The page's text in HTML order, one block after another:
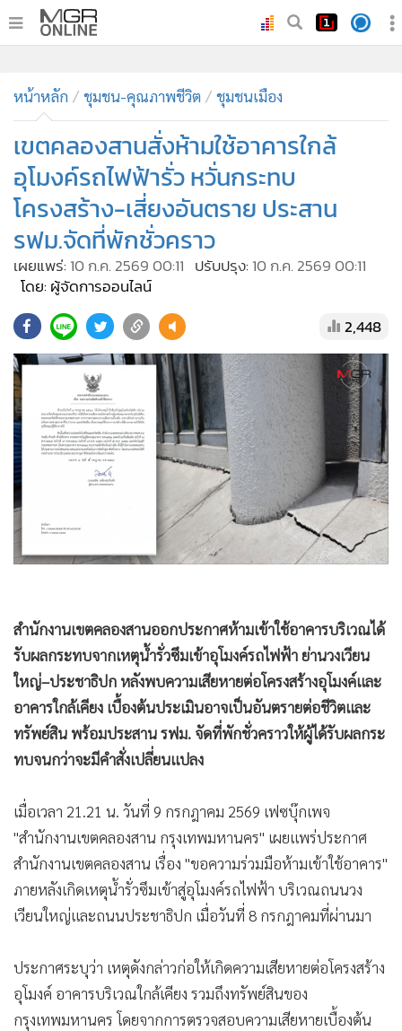
• ทันเหตุการณ์
• ภาคใต้
• ภูมิภาค
• Online Section
• บันเทิง
• ผู้จัดการรายวัน
• คอลัมนิสต์
ละคร
• CbizReview
Cyber BIZ
•
•
Good health & Well-being
•
Green Innovation & SD
•
Management & HR
•
•
• ท่องเที่ยว
• ต่างประเทศ
• Special Scoop
• เศรษฐกิจ-ธุรกิจ
• จีน
• ชุมชน-คุณภาพชีวิต
• อาชญากรรม
• เกม
• วิทยาศาสตร์
• SMEs
หุ้น
อินโดจีน
• Celeb Online
• Factcheck
หน้าหลัก ชุมชน-คุณภาพชีวิต ชุมชนเมือง
เขตคลองสานสั่งห้ามใช้อาคารใกล้
อุโมงค์รถไฟฟ้ารั่ว หวั่นกระทบ
โครงสร้าง-เสี่ยงอันตราย ประสาน
รฟม.จัดที่พักชั่วคราว
เผยแพร่: 10 ก.ค. 2569 00:11 ปรับปรุง: 10 ก.ค. 2569 00:11
โดย: ผู้จัดการออนไลน์
2,448
สำนักงานเขตคลองสานออกประกาศห้ามเข้าใช้อาคารบริเวณได้
รับผลกระทบจากเหตุน้ำรั่วซึมเข้าอุโมงค์รถไฟฟ้า ย่านวงเวียน
ใหญ่–ประชาธิปก หลังพบความเสียหายต่อโครงสร้างอุโมงค์และ
อาคารใกล้เคียง เบื้องต้นประเมินอาจเป็นอันตรายต่อชีวิตและ
ทรัพย์สิน พร้อมประสาน รฟม. จัดที่พักชั่วคราวให้ผู้ได้รับผลกระ
ทบจนกว่าจะมีคำสั่งเปลี่ยนแปลง
เมื่อเวลา 21.21 น. วันที่ 9 กรกฎาคม 2569 เฟซบุ๊กเพจ
"สำนักงานเขตคลองสาน กรุงเทพมหานคร" เผยแพร่ประกาศ
สำนักงานเขตคลองสาน เรื่อง "ขอความร่วมมือห้ามเข้าใช้อาคาร"
ภายหลังเกิดเหตุน้ำรั่วซึมเข้าสู่อุโมงค์รถไฟฟ้า บริเวณถนนวง
เวียนใหญ่และถนนประชาธิปก เมื่อวันที่ 8 กรกฎาคมที่ผ่านมา
ประกาศระบุว่า เหตุดังกล่าวก่อให้เกิดความเสียหายต่อโครงสร้าง
อุโมงค์ อาคารบริเวณใกล้เคียง รวมถึงทรัพย์สินของ
กรุงเทพมหานคร โดยจากการตรวจสอบความเสียหายเบื้องต้น